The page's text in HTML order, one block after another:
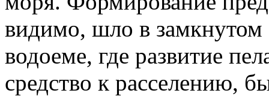
видимо, шло в
водоеме, где развитие
средство к расселению,